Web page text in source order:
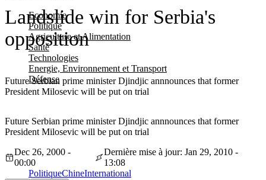
Economie
Politique
Agriculture et Alimentation
Santé
Technologies
Energie, Environnement et Transport
Défense
Landslide win for Serbia's
opposition
Future Serbian prime minister Djindjic annnounces that former
President Milosevic will be put on trial
Future Serbian prime minister Djindjic annnounces that former
President Milosevic will be put on trial
Dec 26, 2000 -
00:00
Dernière mise à jour: Jan 29, 2010 -
13:08
PolitiqueChineInternational